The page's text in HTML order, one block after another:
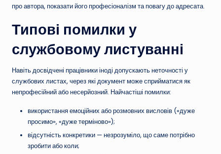
про автора, показати його професіоналізм та повагу до адресата.
Типові помилки у
службовому листуванні
Навіть досвідчені працівники іноді допускають неточності у
службових листах, через які документ може сприйматися як
непрофесійний або несерйозний. Найчастіші помилки:
використання емоційних або розмовних висловів («дуже
просимо», «дуже терміново»);
відсутність конкретики — незрозуміло, що саме потрібно
зробити або коли;